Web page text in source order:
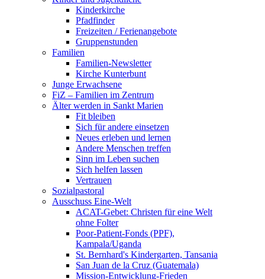
Kinderkirche
Pfadfinder
Freizeiten / Ferienangebote
Gruppenstunden
Familien
Familien-Newsletter
Kirche Kunterbunt
Junge Erwachsene
FiZ – Familien im Zentrum
Älter werden in Sankt Marien
Fit bleiben
Sich für andere einsetzen
Neues erleben und lernen
Andere Menschen treffen
Sinn im Leben suchen
Sich helfen lassen
Vertrauen
Sozialpastoral
Ausschuss Eine-Welt
ACAT-Gebet: Christen für eine Welt
ohne Folter
Poor-Patient-Fonds (PPF),
Kampala/Uganda
St. Bernhard's Kindergarten, Tansania
San Juan de la Cruz (Guatemala)
Mission-Entwicklung-Frieden